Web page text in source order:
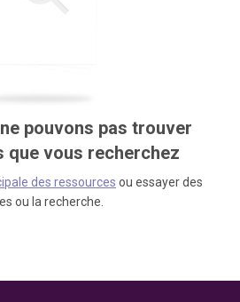
pouvons pas trouver
que vous recherchez
des ressources ou essayer des
ou la recherche.